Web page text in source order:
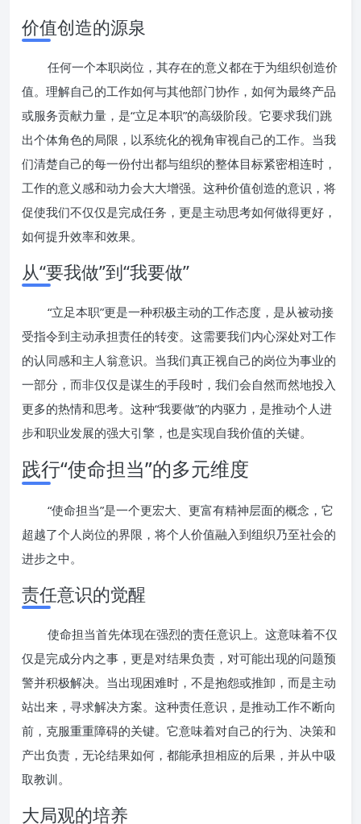
价值创造的源泉
任何一个本职岗位，其存在的意义都在于为组织创造价
值。理解自己的工作如何与其他部门协作，如何为最终产品
或服务贡献力量，是“立足本职”的高级阶段。它要求我们跳
出个体角色的局限，以系统化的视角审视自己的工作。当我
们清楚自己的每一份付出都与组织的整体目标紧密相连时，
工作的意义感和动力会大大增强。这种价值创造的意识，将
促使我们不仅仅是完成任务，更是主动思考如何做得更好，
如何提升效率和效果。
从“要我做”到“我要做”
“立足本职”更是一种积极主动的工作态度，是从被动接
受指令到主动承担责任的转变。这需要我们内心深处对工作
的认同感和主人翁意识。当我们真正视自己的岗位为事业的
一部分，而非仅仅是谋生的手段时，我们会自然而然地投入
更多的热情和思考。这种“我要做”的内驱力，是推动个人进
步和职业发展的强大引擎，也是实现自我价值的关键。
践行“使命担当”的多元维度
“使命担当”是一个更宏大、更富有精神层面的概念，它
超越了个人岗位的界限，将个人价值融入到组织乃至社会的
进步之中。
责任意识的觉醒
使命担当首先体现在强烈的责任意识上。这意味着不仅
仅是完成分内之事，更是对结果负责，对可能出现的问题预
警并积极解决。当出现困难时，不是抱怨或推卸，而是主动
站出来，寻求解决方案。这种责任意识，是推动工作不断向
前，克服重重障碍的关键。它意味着对自己的行为、决策和
产出负责，无论结果如何，都能承担相应的后果，并从中吸
取教训。
大局观的培养